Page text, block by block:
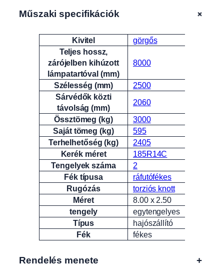
Műszaki specifikációk +
Attribútumok Érték
Kivitel
görgős
Teljes hossz,
zárójelben kihúzott
lámpatartóval (mm)
8000
Szélesség (mm)
2500
Sárvédők közti
távolság (mm)
2060
Össztömeg (kg)
3000
Saját tömeg (kg)
595
Terhelhetőség (kg)
2405
Kerék méret
185R14C
Tengelyek száma
2
Fék típusa
ráfutófékes
Rugózás
torziós knott
Méret
8.00 x 2.50
tengely
egytengelyes
Típus
hajószállító
Fék
fékes
Rendelés menete +